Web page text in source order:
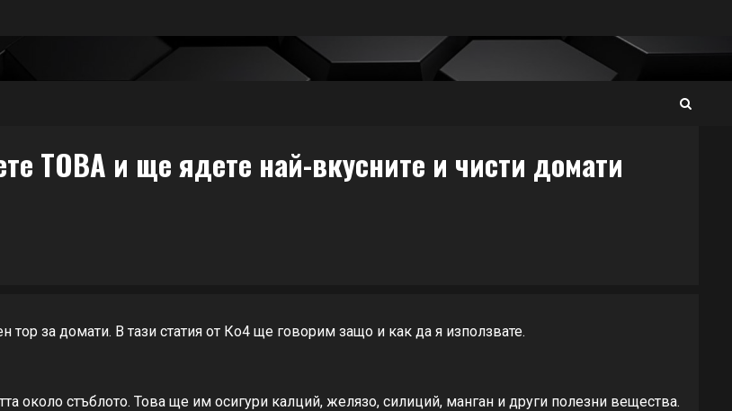
ТОВА и ще ядете най-вкусните и чисти домати
за домати. В тази статия от Ко4 ще говорим защо и как да я използвате.
около стъблото. Това ще им осигури калций, желязо, силиций, манган и други полезни вещества.